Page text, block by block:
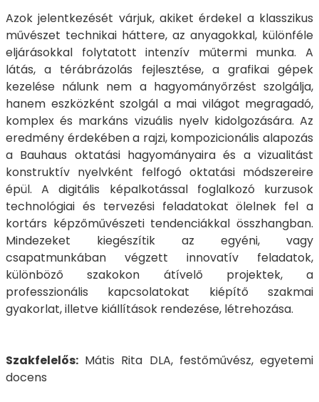
Azok jelentkezését várjuk, akiket érdekel a klasszikus
művészet technikai háttere, az anyagokkal, különféle
eljárásokkal folytatott intenzív műtermi munka. A
látás, a térábrázolás fejlesztése, a grafikai gépek
kezelése nálunk nem a hagyományőrzést szolgálja,
hanem eszközként szolgál a mai világot megragadó,
komplex és markáns vizuális nyelv kidolgozására. Az
eredmény érdekében a rajzi, kompozicionális alapozás
a Bauhaus oktatási hagyományaira és a vizualitást
konstruktív nyelvként felfogó oktatási módszereire
épül. A digitális képalkotással foglalkozó kurzusok
technológiai és tervezési feladatokat ölelnek fel a
kortárs képzőművészeti tendenciákkal összhangban.
Mindezeket kiegészítik az egyéni, vagy
csapatmunkában végzett innovatív feladatok,
különböző szakokon átívelő projektek, a
professzionális kapcsolatokat kiépítő szakmai
gyakorlat, illetve kiállítások rendezése, létrehozása.
Szakfelelős: Mátis Rita DLA, festőművész, egyetemi
docens